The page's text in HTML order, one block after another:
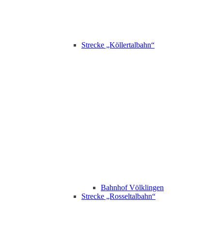
Strecke „Köllertalbahn“
Bahnhof Völklingen
Strecke „Rosseltalbahn“